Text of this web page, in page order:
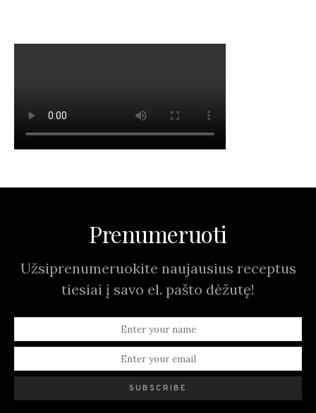
Prenumeruoti
Užsiprenumeruokite naujausius receptus
tiesiai į savo el. pašto dėžutę!
SUBSCRIBE